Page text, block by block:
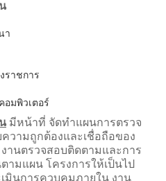
า
ราชการ
มพิวเตอร์
มีหน้าที่ จัดทำแผนการตรวจ
วามถูกต้องและเชื่อถือของ
านตรวจสอบติดตามและการ
ามแผน โครงการให้เป็นไป
มินการควบคุมภายใน งาน